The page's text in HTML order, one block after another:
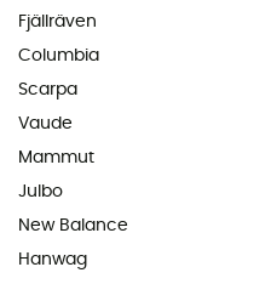
Fjällräven
Columbia
Scarpa
Vaude
Mammut
Julbo
New Balance
Hanwag